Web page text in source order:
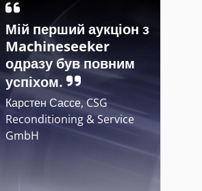
Мій перший аукціон з
Machineseeker
одразу був повним
успіхом.
Карстен Сассе, CSG
Reconditioning & Service
GmbH